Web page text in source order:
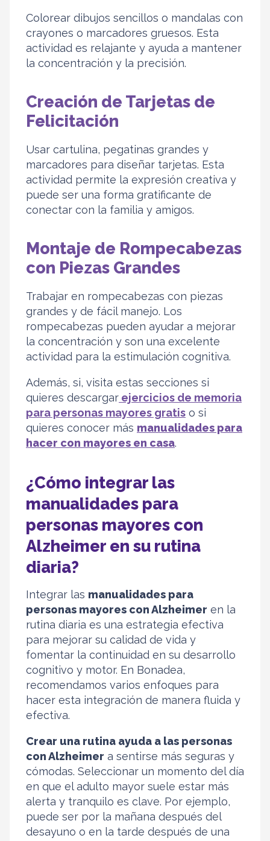
Colorear dibujos sencillos o mandalas con
crayones o marcadores gruesos. Esta
actividad es relajante y ayuda a mantener
la concentración y la precisión.
Creación de Tarjetas de
Felicitación
Usar cartulina, pegatinas grandes y
marcadores para diseñar tarjetas. Esta
actividad permite la expresión creativa y
puede ser una forma gratificante de
conectar con la familia y amigos.
Montaje de Rompecabezas
con Piezas Grandes
Trabajar en rompecabezas con piezas
grandes y de fácil manejo. Los
rompecabezas pueden ayudar a mejorar
la concentración y son una excelente
actividad para la estimulación cognitiva.
Además, si, visita estas secciones si
quieres descargar ejercicios de memoria
para personas mayores gratis o si
quieres conocer más manualidades para
hacer con mayores en casa.
¿Cómo integrar las
manualidades para
personas mayores con
Alzheimer en su rutina
diaria?
Integrar las manualidades para
personas mayores con Alzheimer en la
rutina diaria es una estrategia efectiva
para mejorar su calidad de vida y
fomentar la continuidad en su desarrollo
cognitivo y motor. En Bonadea,
recomendamos varios enfoques para
hacer esta integración de manera fluida y
efectiva.
Crear una rutina ayuda a las personas
con Alzheimer a sentirse más seguras y
cómodas. Seleccionar un momento del día
en que el adulto mayor suele estar más
alerta y tranquilo es clave. Por ejemplo,
puede ser por la mañana después del
desayuno o en la tarde después de una